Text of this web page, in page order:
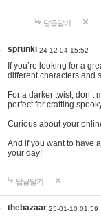
답글달기
sprunki 24-12-04 15:52
If you’re looking for a
different characters and
For a darker twist, don’t
perfect for crafting
Curious about your
And if you want to have
your day!
답글달기
thebazaar 25-01-10 01:59